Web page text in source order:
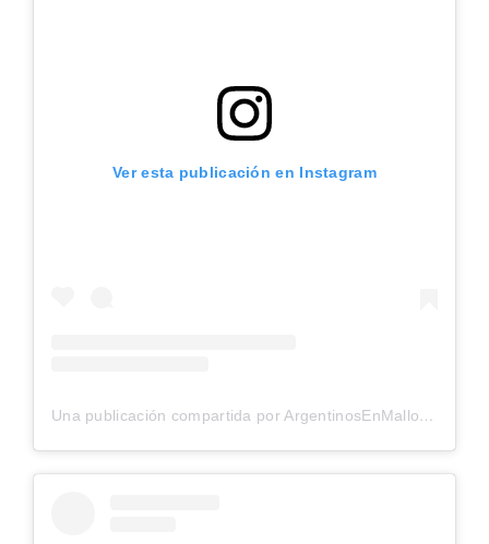
Ver esta publicación en Instagram
Una publicación compartida por ArgentinosEnMallorca